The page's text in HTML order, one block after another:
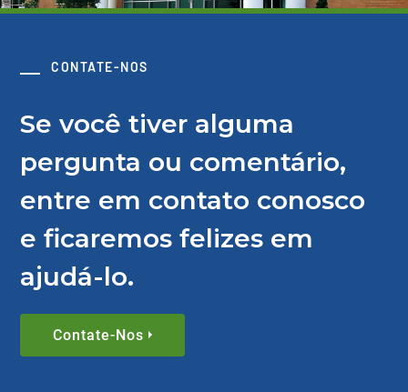
CONTATE-NOS
Se você tiver alguma
pergunta ou comentário,
entre em contato conosco
e ficaremos felizes em
ajudá-lo.
Contate-Nos